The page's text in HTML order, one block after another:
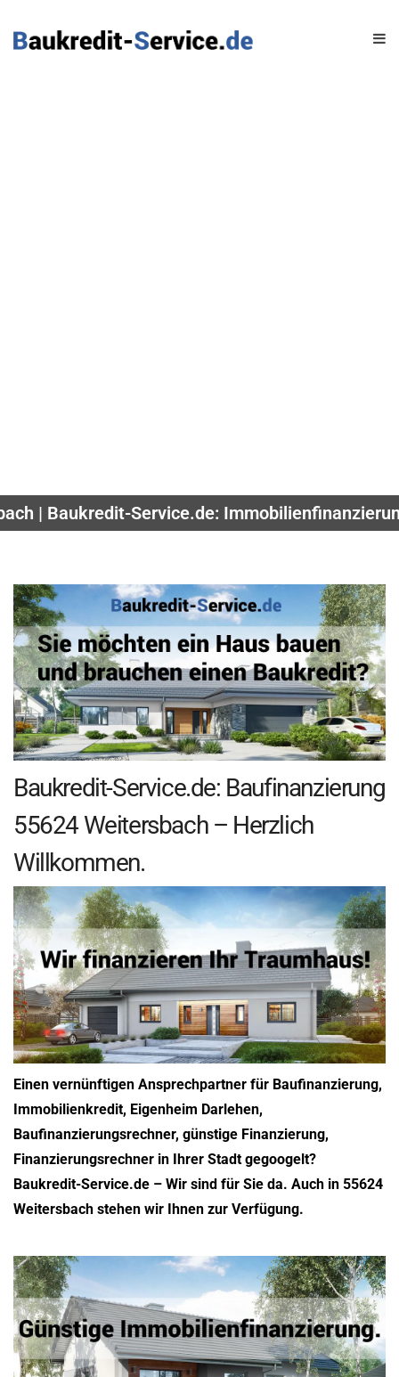
| Baukredit-Service.de:
Baukredit-Service.de: Baufinanzierung
55624 Weitersbach – Herzlich
Willkommen.
Einen vernünftigen Ansprechpartner für Baufinanzierung,
Immobilienkredit, Eigenheim Darlehen,
Baufinanzierungsrechner, günstige Finanzierung,
Finanzierungsrechner in Ihrer Stadt gegoogelt?
Baukredit-Service.de – Wir sind für Sie da. Auch in 55624
Weitersbach stehen wir Ihnen zur Verfügung.